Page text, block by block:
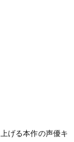
げる本作の声優キ